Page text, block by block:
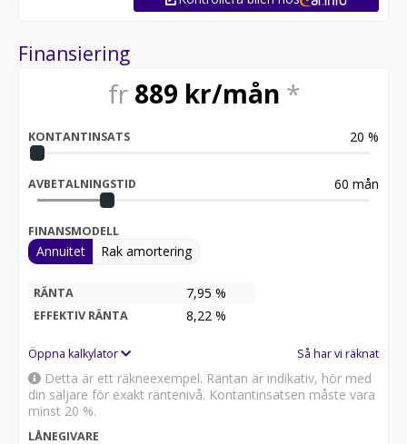
Finansiering
fr 889 kr/mån *
KONTANTINSATS 20 %
AVBETALNINGSTID 60 mån
FINANSMODELL
Annuitet Rak amortering
RÄNTA 7,95 %
EFFEKTIV RÄNTA 8,22 %
Öppna kalkylator Så har vi räknat
Detta är ett räkneexempel. Räntan är indikativ, hör med
din säljare för exakt räntenivå. Kontantinsatsen måste vara
minst 20 %.
LÅNEGIVARE